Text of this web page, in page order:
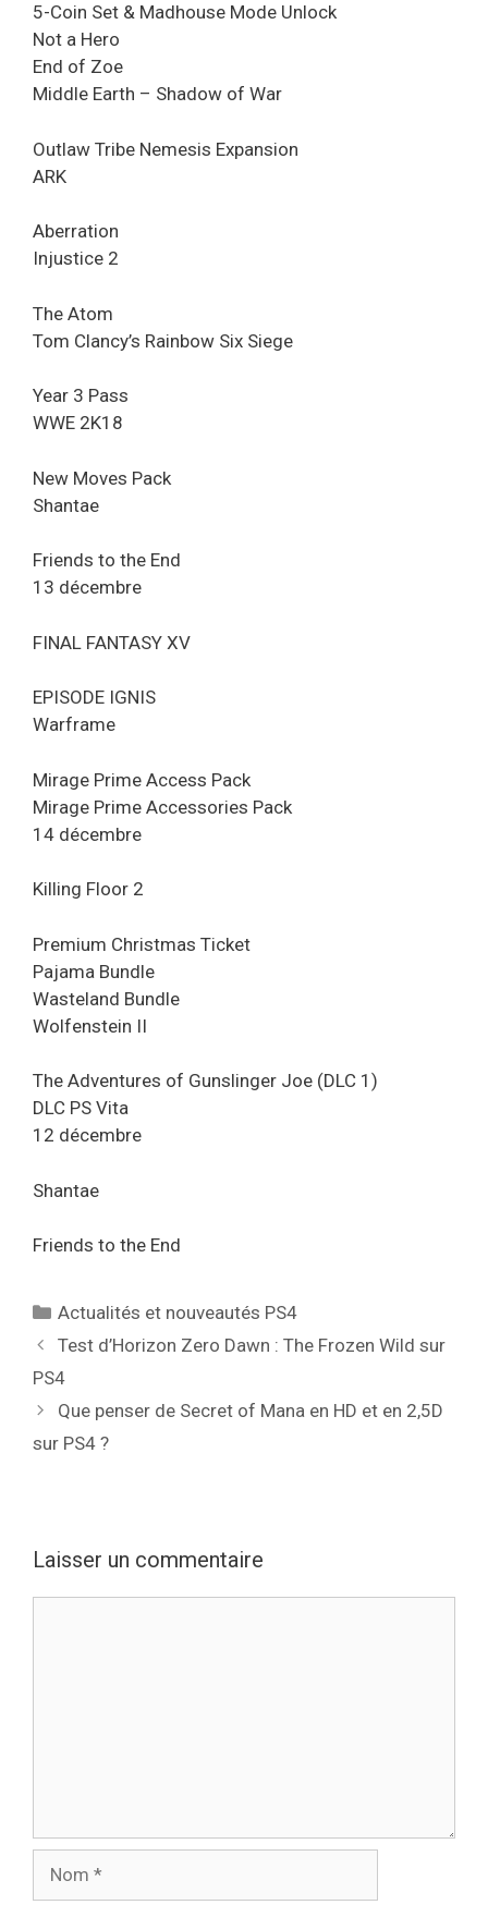
5-Coin Set & Madhouse Mode Unlock
Not a Hero
End of Zoe
Middle Earth – Shadow of War
Outlaw Tribe Nemesis Expansion
ARK
Aberration
Injustice 2
The Atom
Tom Clancy’s Rainbow Six Siege
Year 3 Pass
WWE 2K18
New Moves Pack
Shantae
Friends to the End
13 décembre
FINAL FANTASY XV
EPISODE IGNIS
Warframe
Mirage Prime Access Pack
Mirage Prime Accessories Pack
14 décembre
Killing Floor 2
Premium Christmas Ticket
Pajama Bundle
Wasteland Bundle
Wolfenstein II
The Adventures of Gunslinger Joe (DLC 1)
DLC PS Vita
12 décembre
Shantae
Friends to the End
Catégories
Actualités et nouveautés PS4
Test d’Horizon Zero Dawn : The Frozen Wild sur
PS4
Que penser de Secret of Mana en HD et en 2,5D
sur PS4 ?
Laisser un commentaire